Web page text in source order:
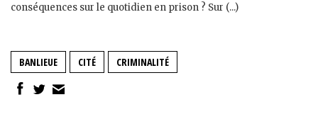
conséquences sur le quotidien en prison ? Sur (...)
BANLIEUE CITÉ CRIMINALITÉ